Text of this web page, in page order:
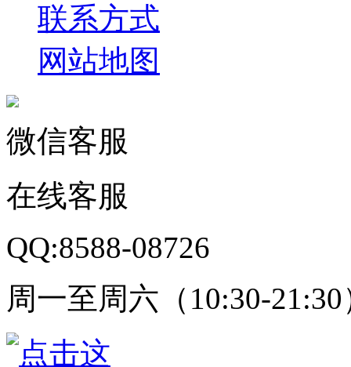
联系方式
网站地图
微信客服
在线客服
QQ:8588-08726
周一至周六（10:30-21:30